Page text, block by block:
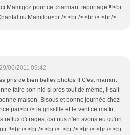
Mamigoz pour ce charmant reportage !!!<br
ou Mamilou<br /> <br /> <br /> <br />
29/06/2011 09:42
pris de bien belles photos !! C'est marrant
faire son nid si prés tout de même, il sait
maison. Bisous et bonne journée chez
par<br /> la grisaille et le vent ce matin,
reflux d'orages, car nus n'en avons eu qu'un
!!<br /> <br /> <br /> <br /> <br /> <br /> <br